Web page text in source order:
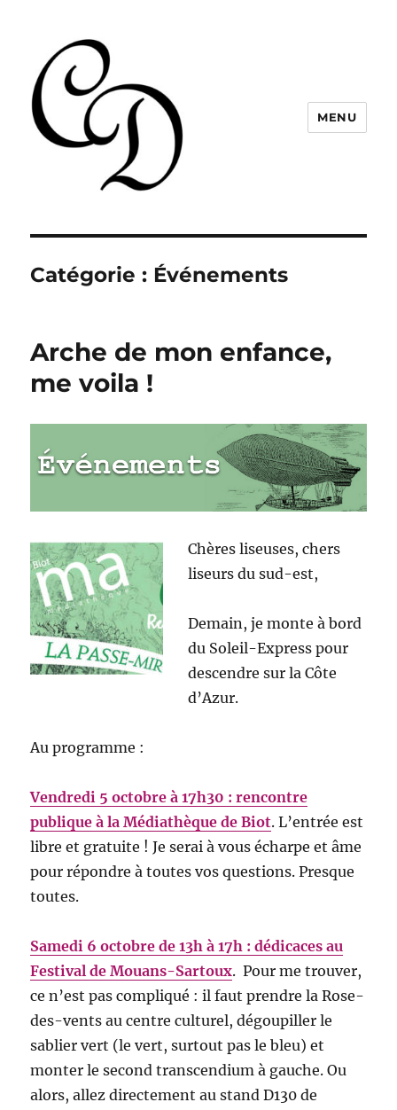
MENU
Catégorie : Événements
Arche de mon enfance,
me voila !
Chères liseuses, chers
liseurs du sud-est,
Demain, je monte à bord
du Soleil-Express pour
descendre sur la Côte
d’Azur.
Au programme :
Vendredi 5 octobre à 17h30 : rencontre
publique à la Médiathèque de Biot. L’entrée est
libre et gratuite ! Je serai à vous écharpe et âme
pour répondre à toutes vos questions. Presque
toutes.
Samedi 6 octobre de 13h à 17h : dédicaces au
Festival de Mouans-Sartoux. Pour me trouver,
ce n’est pas compliqué : il faut prendre la Rose-
des-vents au centre culturel, dégoupiller le
sablier vert (le vert, surtout pas le bleu) et
monter le second transcendium à gauche. Ou
alors, allez directement au stand D130 de